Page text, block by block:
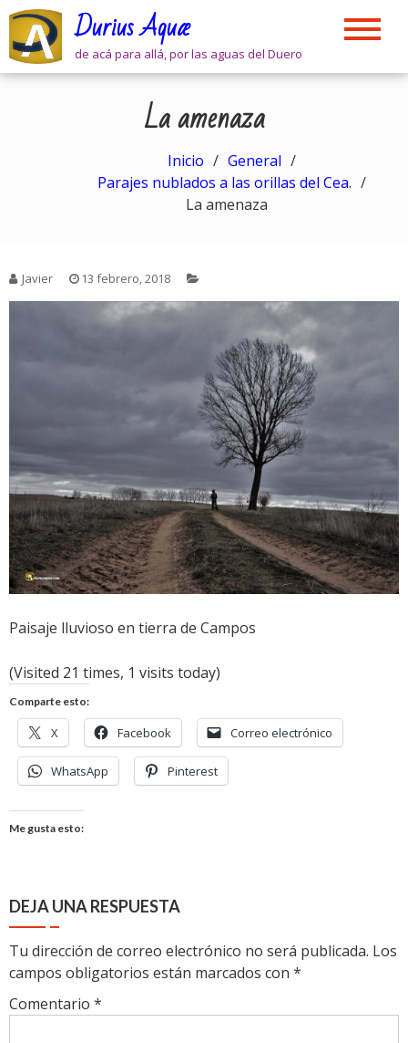
Skip
content
Durius Aquæ
de acá para allá, por las aguas del Duero
La amenaza
Inicio
General
Parajes nublados a las orillas del Cea.
La amenaza
Javier 13 febrero, 2018
Paisaje lluvioso en tierra de Campos
(Visited 21 times, 1 visits today)
Comparte esto:
X Facebook Correo electrónico
WhatsApp Pinterest
Me gusta esto:
DEJA UNA RESPUESTA
Tu dirección de correo electrónico no será publicada. Los
campos obligatorios están marcados con *
Comentario *